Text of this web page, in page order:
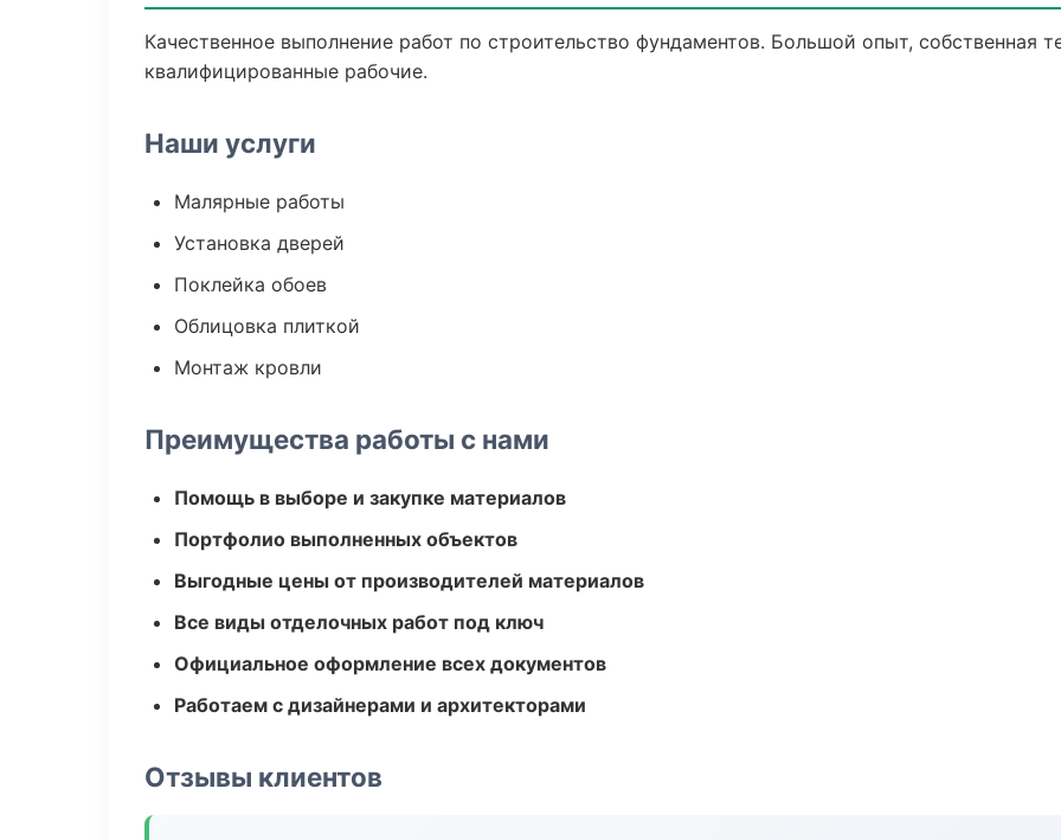
Качественное выполнение работ по строительство фундаментов. Большой опыт, собственная
квалифицированные рабочие.
Наши услуги
Малярные работы
Установка дверей
Поклейка обоев
Облицовка плиткой
Монтаж кровли
Преимущества работы с нами
Помощь в выборе и закупке материалов
Портфолио выполненных объектов
Выгодные цены от производителей материалов
Все виды отделочных работ под ключ
Официальное оформление всех документов
Работаем с дизайнерами и архитекторами
Отзывы клиентов